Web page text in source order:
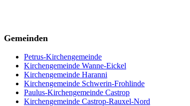
Gemeinden
Petrus-Kirchengemeinde
Kirchengemeinde Wanne-Eickel
Kirchengemeinde Haranni
Kirchengemeinde Schwerin-Frohlinde
Paulus-Kirchengemeinde Castrop
Kirchengemeinde Castrop-Rauxel-Nord